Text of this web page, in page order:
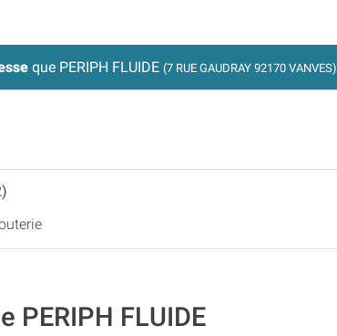
que PERIPH FLUIDE (7 RUE GAUDRAY 92170 VANVES)
PERIPH FLUIDE